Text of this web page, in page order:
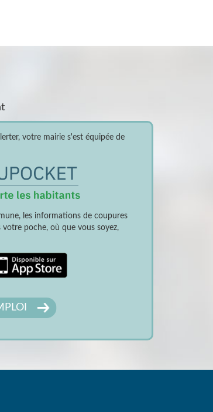
votre mairie s'est équipée de
les informations de coupures
poche, où que vous soyez,